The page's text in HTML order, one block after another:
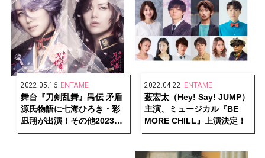
2022.05.16 ENTAME
舞台『刀剣乱舞』禺伝 矛盾
源氏物語に七海ひろき・彩
凪翔が出演！その他2023年
以降のラインナップも続々
2022.04.22 ENTAME
薮宏太（Hey! Say! JUMP）
主演、ミュージカル『BE
MORE CHILL』上演決定！